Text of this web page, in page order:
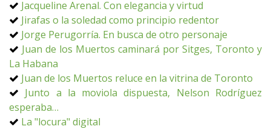
Jacqueline Arenal. Con elegancia y virtud
Jirafas o la soledad como principio redentor
Jorge Perugorría. En busca de otro personaje
Juan de los Muertos caminará por Sitges, Toronto y
La Habana
Juan de los Muertos reluce en la vitrina de Toronto
Junto a la moviola dispuesta, Nelson Rodríguez
esperaba…
La "locura" digital